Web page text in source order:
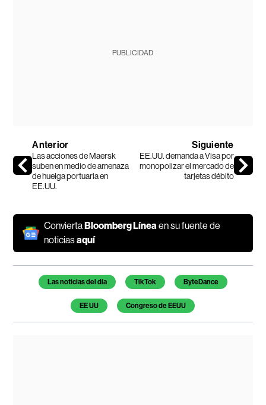
PUBLICIDAD
Anterior
Las acciones de Maersk
suben en medio de amenaza
de huelga portuaria en
EE.UU.
Siguiente
EE.UU. demanda a Visa por
monopolizar el mercado de
tarjetas débito
ConviertaBloomberg Líneaen su fuente de
noticiasaquí
Temas de este artículo
Las noticias del día TikTok ByteDance
EE UU Congreso de EEUU